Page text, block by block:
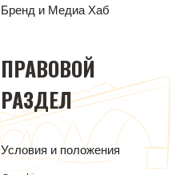
Бренд и Медиа Хаб
ПРАВОВОЙ
РАЗДЕЛ
Условия и положения